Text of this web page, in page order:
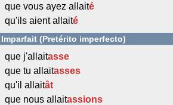
que vous ayez allaité
qu'ils aient allaité
Imparfait (Pretérito imperfecto)
que j'allaitasse
que tu allaitasses
qu'il allaitât
que nous allaitassions